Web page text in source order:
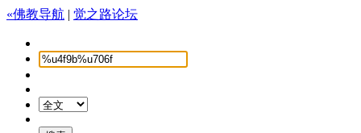
«佛教导航 | 觉之路论坛